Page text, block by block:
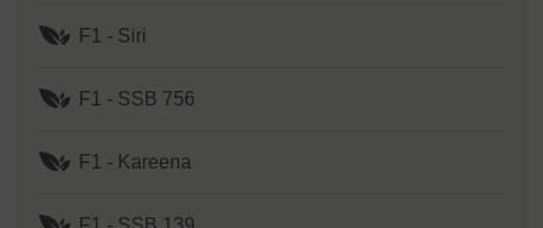
F1 - Siri
F1 - SSB 756
F1 - Kareena